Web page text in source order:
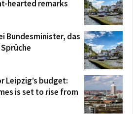
hearted remarks
Bundesminister, das
Leipzig’s budget:
is set to rise from